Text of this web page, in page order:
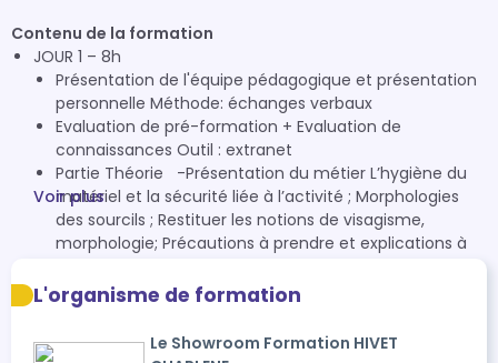
Contenu de la formation
JOUR 1 – 8h
Présentation de l'équipe pédagogique et présentation
personnelle Méthode: échanges verbaux
Evaluation de pré-formation + Evaluation de
connaissances Outil : extranet
Partie Théorie -Présentation du métier L’hygiène du
matériel et la sécurité liée à l’activité ; Morphologies
des sourcils ; Restituer les notions de visagisme,
morphologie; Précautions à prendre et explications à
travail ; Outil: Book de formation / Extranet .
Pause déjeuner (1h)
Partie Pratique entrainement Hygiène ; Recevoir,
Voir plus
L'organisme de formation
Le Showroom Formation HIVET